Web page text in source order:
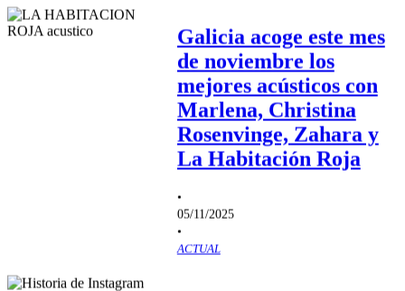
Galicia acoge este mes
de noviembre los
mejores acústicos con
Marlena, Christina
Rosenvinge, Zahara y
La Habitación Roja
•
05/11/2025
•
ACTUAL